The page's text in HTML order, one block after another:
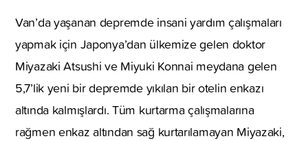
Van’da yaşanan depremde insani yardım çalışmaları
yapmak için Japonya’dan ülkemize gelen doktor
Miyazaki Atsushi ve Miyuki Konnai meydana gelen
5,7’lik yeni bir depremde yıkılan bir otelin enkazı
altında kalmışlardı. Tüm kurtarma çalışmalarına
rağmen enkaz altından sağ kurtarılamayan Miyazaki,